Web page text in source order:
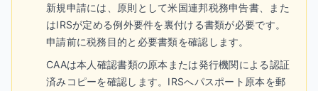
新規申請には、原則として米国連邦税務申告書、また
はIRSが定める例外要件を裏付ける書類が必要です。
申請前に税務目的と必要書類を確認します。
CAAは本人確認書類の原本または発行機関による認証
済みコピーを確認します。IRSへパスポート原本を郵